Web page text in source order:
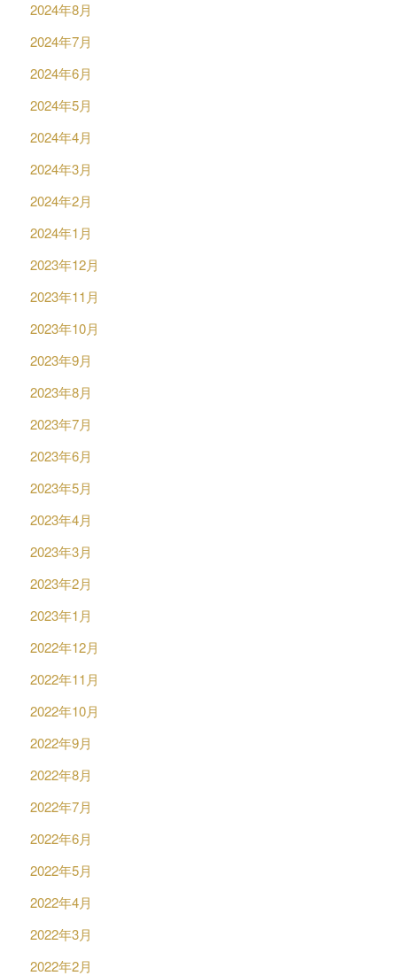
2024年8月
2024年7月
2024年6月
2024年5月
2024年4月
2024年3月
2024年2月
2024年1月
2023年12月
2023年11月
2023年10月
2023年9月
2023年8月
2023年7月
2023年6月
2023年5月
2023年4月
2023年3月
2023年2月
2023年1月
2022年12月
2022年11月
2022年10月
2022年9月
2022年8月
2022年7月
2022年6月
2022年5月
2022年4月
2022年3月
2022年2月